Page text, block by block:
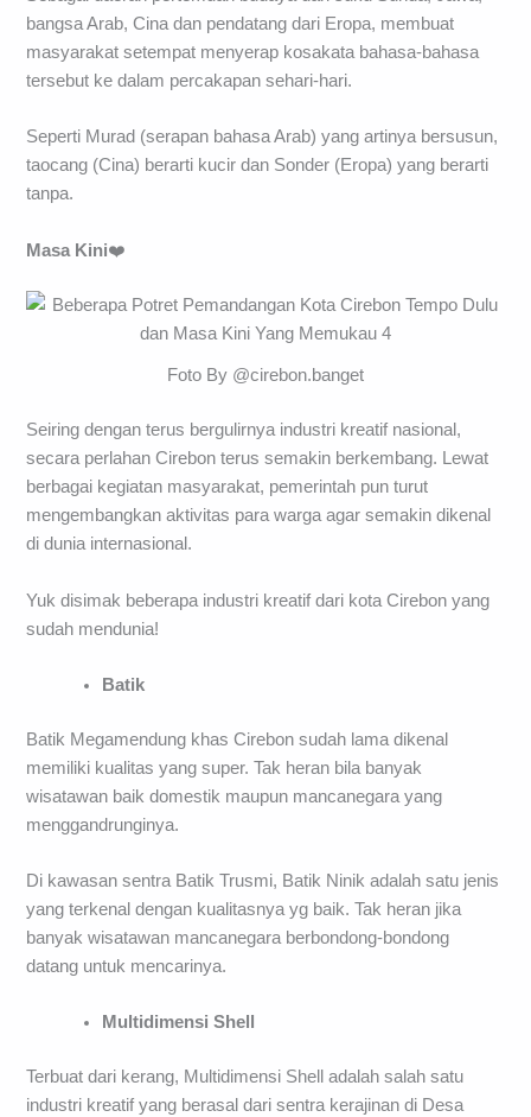
bangsa Arab, Cina dan pendatang dari Eropa, membuat
masyarakat setempat menyerap kosakata bahasa-bahasa
tersebut ke dalam percakapan sehari-hari.
Seperti Murad (serapan bahasa Arab) yang artinya bersusun,
taocang (Cina) berarti kucir dan Sonder (Eropa) yang berarti
tanpa.
Masa Kini❤️
Foto By @cirebon.banget
Seiring dengan terus bergulirnya industri kreatif nasional,
secara perlahan Cirebon terus semakin berkembang. Lewat
berbagai kegiatan masyarakat, pemerintah pun turut
mengembangkan aktivitas para warga agar semakin dikenal
di dunia internasional.
Yuk disimak beberapa industri kreatif dari kota Cirebon yang
sudah mendunia!
Batik
Batik Megamendung khas Cirebon sudah lama dikenal
memiliki kualitas yang super. Tak heran bila banyak
wisatawan baik domestik maupun mancanegara yang
menggandrunginya.
Di kawasan sentra Batik Trusmi, Batik Ninik adalah satu jenis
yang terkenal dengan kualitasnya yg baik. Tak heran jika
banyak wisatawan mancanegara berbondong-bondong
datang untuk mencarinya.
Multidimensi Shell
Terbuat dari kerang, Multidimensi Shell adalah salah satu
industri kreatif yang berasal dari sentra kerajinan di Desa